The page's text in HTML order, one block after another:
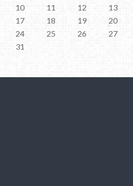
10 11 12
13
17 18 19
20
24 25 26
27
31